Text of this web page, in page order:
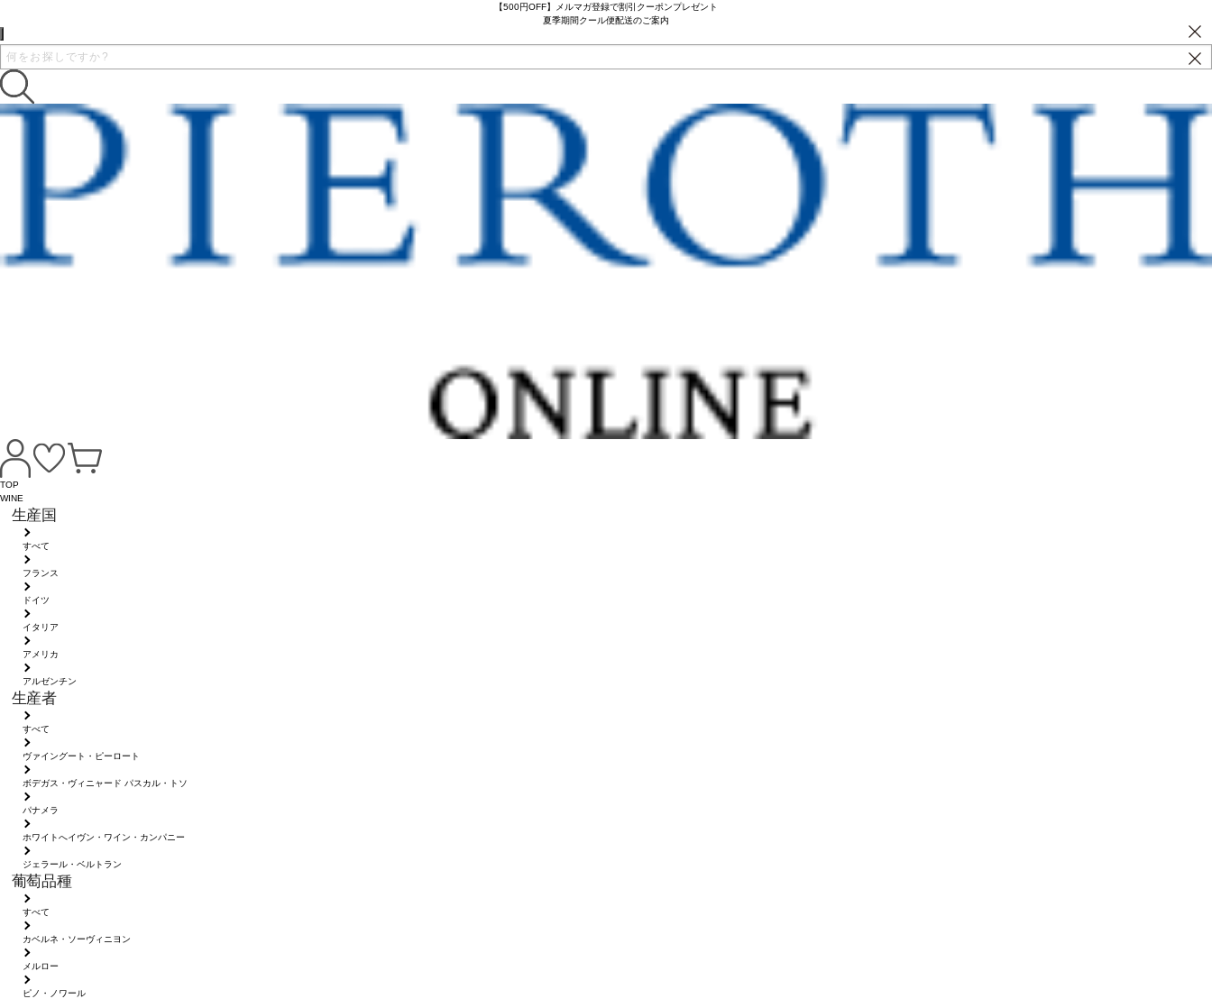
【500円OFF】メルマガ登録で割引クーポンプレゼント
夏季期間クール便配送のご案内
TOP
WINE
生産国
すべて
フランス
ドイツ
イタリア
アメリカ
アルゼンチン
生産者
すべて
ヴァイングート・ピーロート
ボデガス・ヴィニャード パスカル・トソ
パナメラ
ホワイトへイヴン・ワイン・カンパニー
ジェラール・ベルトラン
葡萄品種
すべて
カベルネ・ソーヴィニヨン
メルロー
ピノ・ノワール